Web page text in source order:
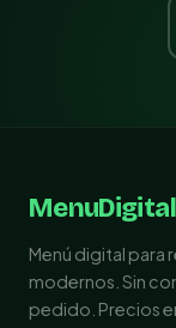
Menú digital para
modernos. Sin
pedido. Precios